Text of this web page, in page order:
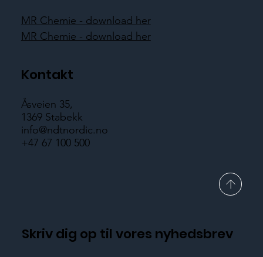
MR Chemie - download her
MR Chemie - download her
Kontakt
Åsveien 35,
1369 Stabekk
info@ndtnordic.no
+47 67 100 500
Skriv dig op til vores nyhedsbrev